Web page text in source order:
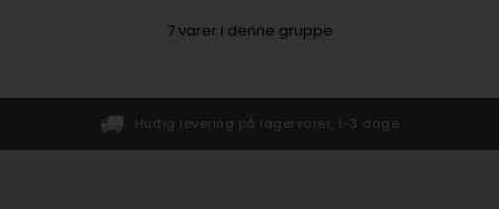
7varer i denne gruppe
på lagervarer, 1-3 dage Gratis pakkelevering